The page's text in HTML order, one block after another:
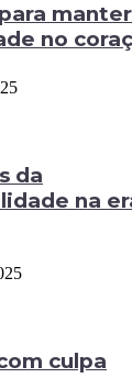
no
da
na
culpa